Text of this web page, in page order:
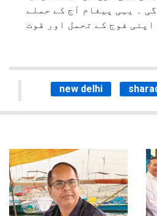
۔ یہی پیغام آج کے حملے
فوج کے تحمل اور قوت
new delhi